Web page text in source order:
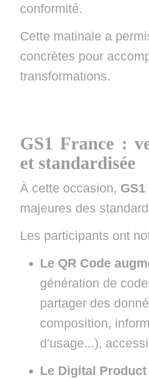
conformité.
Cette matinale a
concrètes pour
transformations.
GS1 France :
et standardisée
À cette occasion,
majeures des
Les participants ont
Le QR Code
génération de
partager des
composition,
d'usage...),
Le Digital